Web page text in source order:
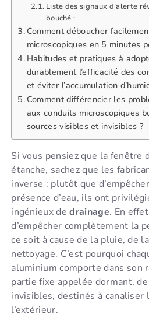
Liste des signaux d’alerte
bouché :
Comment déboucher
microscopiques en 5 minutes
Habitudes et pratiques à
durablement l’efficacité des
et éviter l’accumulation
Comment différencier les
aux conduits microscopiques
sources visibles et invisibles ?
Si vous pensiez que la
étanche, sachez que les
inverse : plutôt que
présence d’eau, ils ont
ingénieux dedrainage. En
d’empêcher complètement la
ce soit à cause de la pluie, de
nettoyage. C’est pourquoi
aluminium comporte dans son
partie fixe appelée dormant,
invisibles, destinés à canaliser
l’extérieur.